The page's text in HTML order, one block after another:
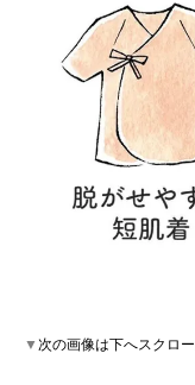
▼次の画像は下へスクロ